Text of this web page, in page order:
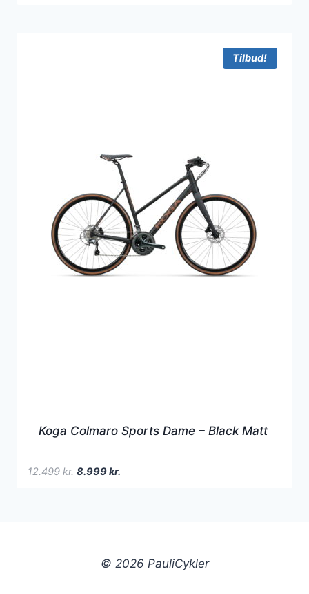
Tilbud!
Koga Colmaro Sports Dame – Black Matt
12.499kr. Den
8.999kr.
© 2026 PauliCykler